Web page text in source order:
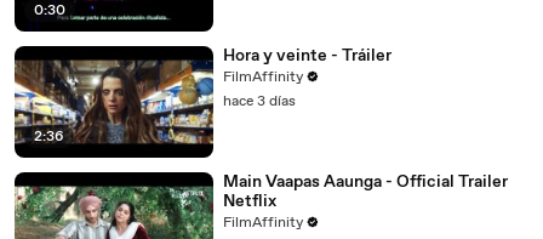
0:30
2:36
Hora y veinte - Tráiler
FilmAffinity
hace 3 días
Main Vaapas Aaunga - Official Trailer
Netflix
FilmAffinity